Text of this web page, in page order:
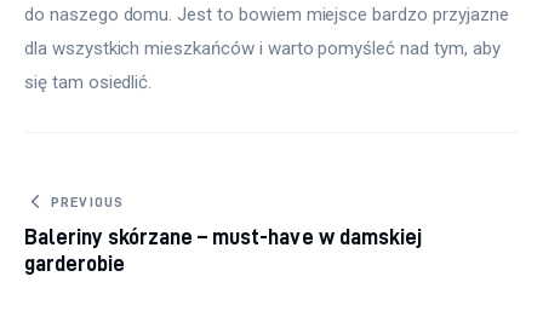
do naszego domu. Jest to bowiem miejsce bardzo przyjazne
dla wszystkich mieszkańców i warto pomyśleć nad tym, aby
się tam osiedlić.
Nawigacja wpisu
PREVIOUS
Baleriny skórzane – must-have w damskiej
garderobie